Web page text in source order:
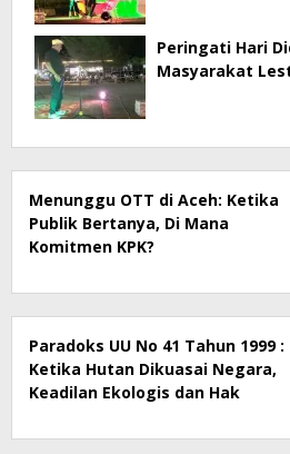
Peringati Hari
Masyarakat
Menunggu OTT di Aceh: Ketika
Publik Bertanya, Di Mana
Komitmen KPK?
Paradoks UU No 41 Tahun 1999 :
Ketika Hutan Dikuasai Negara,
Keadilan Ekologis dan Hak